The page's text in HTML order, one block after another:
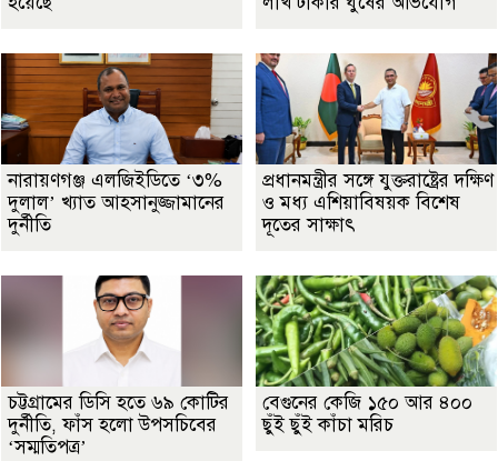
নারায়ণগঞ্জ এলজিইডিতে ‘৩%
দুলাল’ খ্যাত আহসানুজ্জামানের
দুর্নীতি
প্রধানমন্ত্রীর সঙ্গে যুক্তরাষ্ট্রের দক্ষিণ
ও মধ্য এশিয়াবিষয়ক বিশেষ
দূতের সাক্ষাৎ
চট্টগ্রামের ডিসি হতে ৬৯ কোটির
দুর্নীতি, ফাঁস হলো উপসচিবের
‘সম্মতিপত্র’
বেগুনের কেজি ১৫০ আর ৪০০
ছুঁই ছুঁই কাঁচা মরিচ